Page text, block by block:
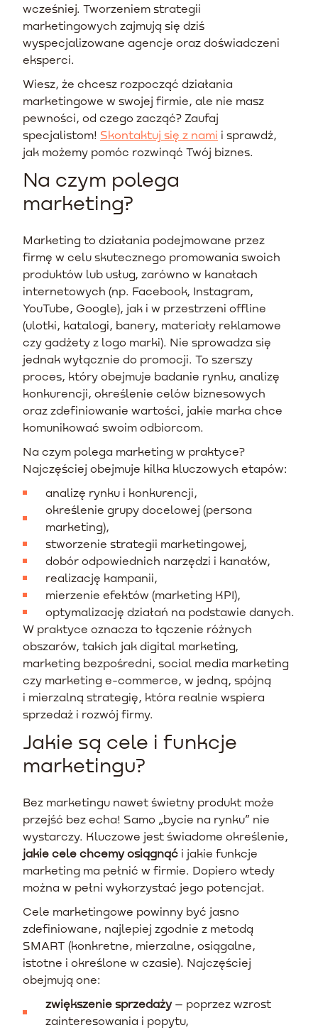
wcześniej. Tworzeniem strategii
marketingowych zajmują się dziś
wyspecjalizowane agencje oraz doświadczeni
eksperci.
Wiesz, że chcesz rozpocząć działania
marketingowe w swojej firmie, ale nie masz
pewności, od czego zacząć? Zaufaj
specjalistom! Skontaktuj się z nami i sprawdź,
jak możemy pomóc rozwinąć Twój biznes.
Na czym polega
marketing?
Marketing to działania podejmowane przez
firmę w celu skutecznego promowania swoich
produktów lub usług, zarówno w kanałach
internetowych (np. Facebook, Instagram,
YouTube, Google), jak i w przestrzeni offline
(ulotki, katalogi, banery, materiały reklamowe
czy gadżety z logo marki). Nie sprowadza się
jednak wyłącznie do promocji. To szerszy
proces, który obejmuje badanie rynku, analizę
konkurencji, określenie celów biznesowych
oraz zdefiniowanie wartości, jakie marka chce
komunikować swoim odbiorcom.
Na czym polega marketing w praktyce?
Najczęściej obejmuje kilka kluczowych etapów:
analizę rynku i konkurencji,
określenie grupy docelowej (persona
marketing),
stworzenie strategii marketingowej,
dobór odpowiednich narzędzi i kanałów,
realizację kampanii,
mierzenie efektów (marketing KPI),
optymalizację działań na podstawie danych.
W praktyce oznacza to łączenie różnych
obszarów, takich jak digital marketing,
marketing bezpośredni, social media marketing
czy marketing e-commerce, w jedną, spójną
i mierzalną strategię, która realnie wspiera
sprzedaż i rozwój firmy.
Jakie są cele i funkcje
marketingu?
Bez marketingu nawet świetny produkt może
przejść bez echa! Samo „bycie na rynku” nie
wystarczy. Kluczowe jest świadome określenie,
jakie cele chcemy osiągnąć i jakie funkcje
marketing ma pełnić w firmie. Dopiero wtedy
można w pełni wykorzystać jego potencjał.
Cele marketingowe powinny być jasno
zdefiniowane, najlepiej zgodnie z metodą
SMART (konkretne, mierzalne, osiągalne,
istotne i określone w czasie). Najczęściej
obejmują one:
zwiększenie sprzedaży– poprzez wzrost
zainteresowania i popytu,